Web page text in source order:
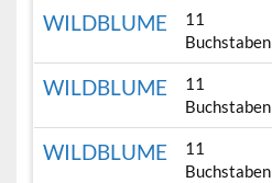
WILDBLUME
11
Buchstaben
WILDBLUME
11
Buchstaben
WILDBLUME
11
Buchstaben